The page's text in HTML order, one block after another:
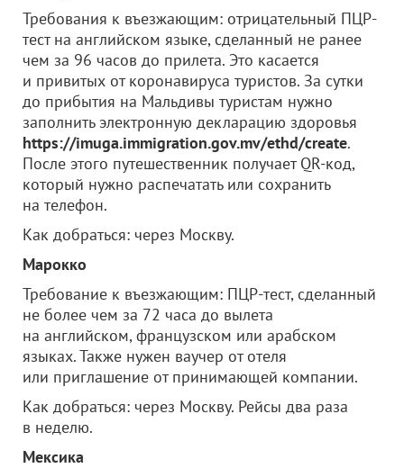
Требования к въезжающим: отрицательный ПЦР-
тест на английском языке, сделанный не ранее
чем за 96 часов до прилета. Это касается
и привитых от коронавируса туристов. За сутки
до прибытия на Мальдивы туристам нужно
заполнить электронную декларацию здоровья
https://imuga.immigration.gov.mv/ethd/create.
После этого путешественник получает QR-код,
который нужно распечатать или сохранить
на телефон.
Как добраться: через Москву.
Марокко
Требование к въезжающим: ПЦР-тест, сделанный
не более чем за 72 часа до вылета
на английском, французском или арабском
языках. Также нужен ваучер от отеля
или приглашение от принимающей компании.
Как добраться: через Москву. Рейсы два раза
в неделю.
Мексика